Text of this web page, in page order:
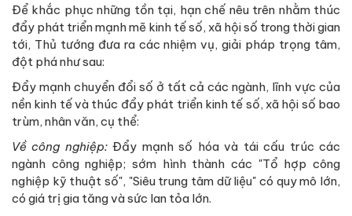
Để khắc phục những tồn tại, hạn chế nêu trên nhằm thúc
đẩy phát triển mạnh mẽ kinh tế số, xã hội số trong thời gian
tới, Thủ tướng đưa ra các nhiệm vụ, giải pháp trọng tâm,
đột phá như sau:
Đẩy mạnh chuyển đổi số ở tất cả các ngành, lĩnh vực của
nền kinh tế và thúc đẩy phát triển kinh tế số, xã hội số bao
trùm, nhân văn, cụ thể:
Về công nghiệp:Đẩy mạnh số hóa và tái cấu trúc các
ngành công nghiệp; sớm hình thành các "Tổ hợp công
nghiệp kỹ thuật số", "Siêu trung tâm dữ liệu" có quy mô lớn,
có giá trị gia tăng và sức lan tỏa lớn.